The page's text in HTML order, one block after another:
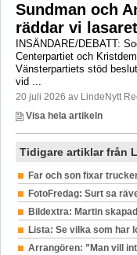
Sundman och
räddar vi
INSÄNDARE/DEBATT:
Centerpartiet och
Vänsterpartiets stöd
vid ...
20 juli 2026 av LindeNytt
Visa hela artikeln
Tidigare artiklar från
Far och son fixar
FotoFredag: Surt sa
Bildextra: Martin
Lista: Se vilka som har
Arrangören: ”Man vill